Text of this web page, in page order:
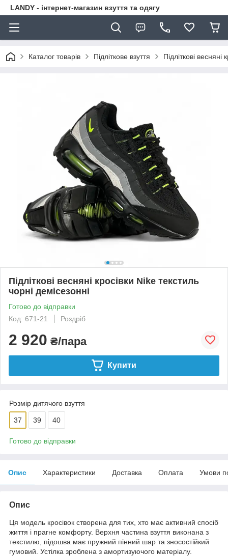
LANDY - інтернет-магазин взуття та одягу
Каталог товарів Підліткове взуття Підліткові весняні
Підліткові весняні кросівки Nike текстиль
чорні демісезонні
Готово до відправки
Код: 671-21
Роздріб
2 920 ₴/пара
Купити
Розмір дитячого взуття
37 39 40
Готово до відправки
Опис Характеристики Доставка Оплата Умови
Опис
Ця модель кросівок створена для тих, хто має активний спосіб
життя і прагне комфорту. Верхня частина взуття виконана з
текстилю, підошва має пружний пінний шар та зносостійкий
гумовий. Устілка зроблена з амортизуючого матеріалу.